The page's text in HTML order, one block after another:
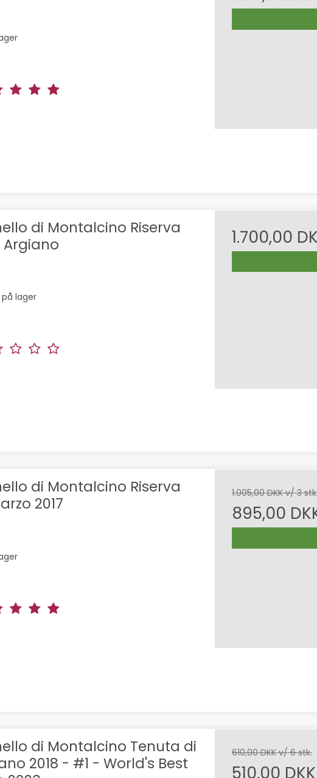
di Montalcino Riserva
Argiano
på lager
1.700,00
di Montalcino Riserva
2017
1.005,00 DKK v/ 3
895,00
di Montalcino Tenuta di
2018 - #1 - World's Best
610,00 DKK v/ 6 stk.
510,00 DKK